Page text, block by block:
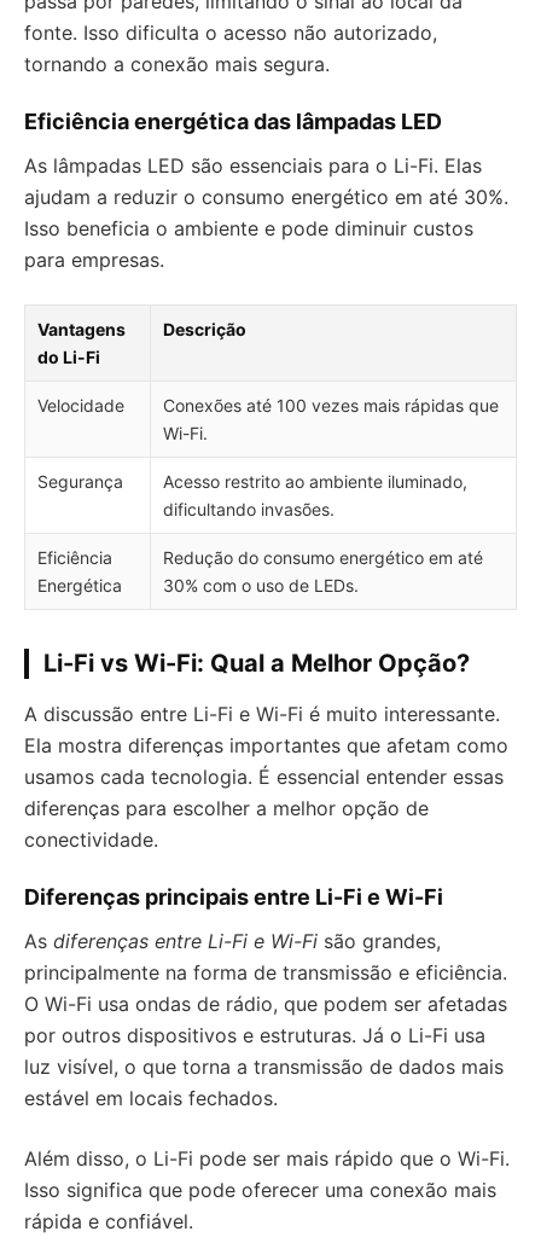
fonte. Isso dificulta o acesso não autorizado,
tornando a conexão mais segura.
Eficiência energética das lâmpadas LED
As lâmpadas LED são essenciais para o Li-Fi. Elas
ajudam a reduzir o consumo energético em até 30%.
Isso beneficia o ambiente e pode diminuir custos
para empresas.
Vantagens
do Li-Fi
Descrição
Velocidade
Conexões até 100 vezes mais rápidas que
Wi-Fi.
Segurança
Acesso restrito ao ambiente iluminado,
dificultando invasões.
Eficiência
Energética
Redução do consumo energético em até
30% com o uso de LEDs.
Li-Fi vs Wi-Fi: Qual a Melhor Opção?
A discussão entre Li-Fi e Wi-Fi é muito interessante.
Ela mostra diferenças importantes que afetam como
usamos cada tecnologia. É essencial entender essas
diferenças para escolher a melhor opção de
conectividade.
Diferenças principais entre Li-Fi e Wi-Fi
As diferenças entre Li-Fi e Wi-Fi são grandes,
principalmente na forma de transmissão e eficiência.
O Wi-Fi usa ondas de rádio, que podem ser afetadas
por outros dispositivos e estruturas. Já o Li-Fi usa
luz visível, o que torna a transmissão de dados mais
estável em locais fechados.
Além disso, o Li-Fi pode ser mais rápido que o Wi-Fi.
Isso significa que pode oferecer uma conexão mais
rápida e confiável.